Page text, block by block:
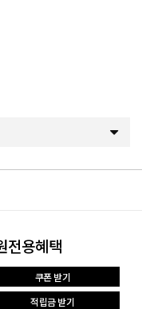
전용혜택
쿠폰 받기
적립금 받기